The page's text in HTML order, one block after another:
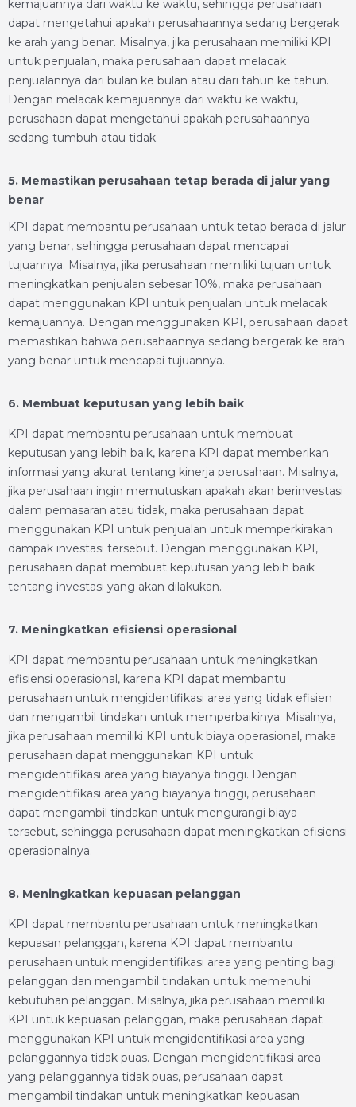
kemajuannya dari waktu ke waktu, sehingga perusahaan
dapat mengetahui apakah perusahaannya sedang bergerak
ke arah yang benar. Misalnya, jika perusahaan memiliki KPI
untuk penjualan, maka perusahaan dapat melacak
penjualannya dari bulan ke bulan atau dari tahun ke tahun.
Dengan melacak kemajuannya dari waktu ke waktu,
perusahaan dapat mengetahui apakah perusahaannya
sedang tumbuh atau tidak.
5. Memastikan perusahaan tetap berada di jalur yang
benar
KPI dapat membantu perusahaan untuk tetap berada di jalur
yang benar, sehingga perusahaan dapat mencapai
tujuannya. Misalnya, jika perusahaan memiliki tujuan untuk
meningkatkan penjualan sebesar 10%, maka perusahaan
dapat menggunakan KPI untuk penjualan untuk melacak
kemajuannya. Dengan menggunakan KPI, perusahaan dapat
memastikan bahwa perusahaannya sedang bergerak ke arah
yang benar untuk mencapai tujuannya.
6. Membuat keputusan yang lebih baik
KPI dapat membantu perusahaan untuk membuat
keputusan yang lebih baik, karena KPI dapat memberikan
informasi yang akurat tentang kinerja perusahaan. Misalnya,
jika perusahaan ingin memutuskan apakah akan berinvestasi
dalam pemasaran atau tidak, maka perusahaan dapat
menggunakan KPI untuk penjualan untuk memperkirakan
dampak investasi tersebut. Dengan menggunakan KPI,
perusahaan dapat membuat keputusan yang lebih baik
tentang investasi yang akan dilakukan.
7. Meningkatkan efisiensi operasional
KPI dapat membantu perusahaan untuk meningkatkan
efisiensi operasional, karena KPI dapat membantu
perusahaan untuk mengidentifikasi area yang tidak efisien
dan mengambil tindakan untuk memperbaikinya. Misalnya,
jika perusahaan memiliki KPI untuk biaya operasional, maka
perusahaan dapat menggunakan KPI untuk
mengidentifikasi area yang biayanya tinggi. Dengan
mengidentifikasi area yang biayanya tinggi, perusahaan
dapat mengambil tindakan untuk mengurangi biaya
tersebut, sehingga perusahaan dapat meningkatkan efisiensi
operasionalnya.
8. Meningkatkan kepuasan pelanggan
KPI dapat membantu perusahaan untuk meningkatkan
kepuasan pelanggan, karena KPI dapat membantu
perusahaan untuk mengidentifikasi area yang penting bagi
pelanggan dan mengambil tindakan untuk memenuhi
kebutuhan pelanggan. Misalnya, jika perusahaan memiliki
KPI untuk kepuasan pelanggan, maka perusahaan dapat
menggunakan KPI untuk mengidentifikasi area yang
pelanggannya tidak puas. Dengan mengidentifikasi area
yang pelanggannya tidak puas, perusahaan dapat
mengambil tindakan untuk meningkatkan kepuasan